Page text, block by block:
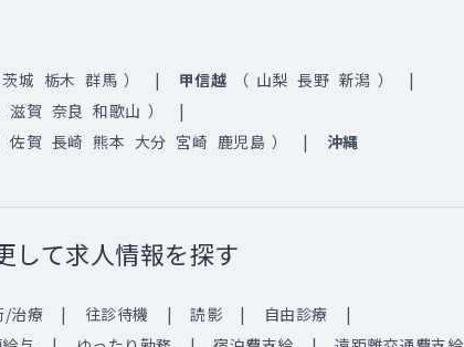
茨城 栃木 群馬 ） 甲信越 （ 山梨 長野 新潟 ）
滋賀 奈良 和歌山 ）
佐賀 長崎 熊本 大分 宮崎 鹿児島 ） 沖縄
して求人情報を探す
/治療 往診待機 読影
自由診療